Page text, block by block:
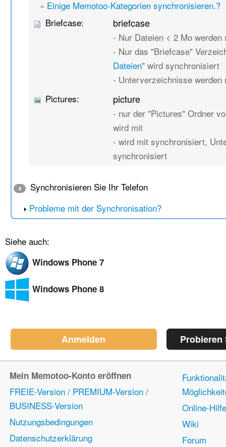
» Einige Memotoo-Kategorien synchronisieren.?
Briefcase:
briefcase
- Nur Dateien < 2 Mo
- Nur das "Briefcase"
Dateien" wird synchronisiert
- Unterverzeichnisse
Pictures:
picture
- nur der "Pictures" Ordner
wird mit
- wird mit synchronisiert,
synchronisiert
4
Synchronisieren Sie Ihr Telefon
Probleme mit der Synchronisation?
Siehe auch:
Windows Phone 7
Windows Phone 8
Anmelden Probieren
Mein Memotoo-Konto eröffnen
FREIE-Version / PREMIUM-Version /
BUSINESS-Version
Nutzungsbedingungen
Datenschutzerklärung
Online-Hilfe
Wiki
Forum